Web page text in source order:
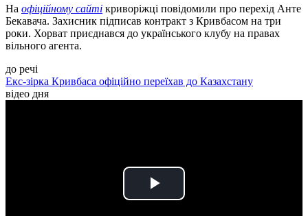
На офіційному сайті криворіжці повідомили про перехід Анте
Бекавача. Захисник підписав контракт з Кривбасом на три
роки. Хорват приєднався до українського клубу на правах
вільного агента.
до речі
Екс-зірка Кривбаса офіційно переїхав до Казахстану
відео дня
Play